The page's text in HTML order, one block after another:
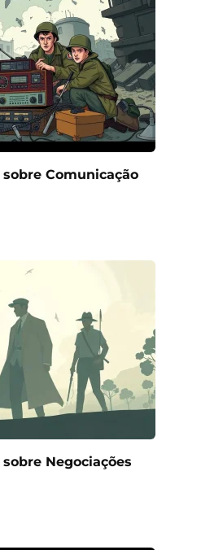
Comunicação
Negociações